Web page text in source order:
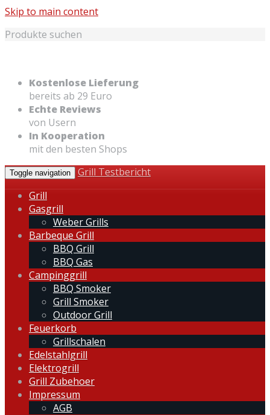
Skip to main content
Produkte suchen
Kostenlose Lieferung
bereits ab 29 Euro
Echte Reviews
von Usern
In Kooperation
mit den besten Shops
Toggle navigation
Grill Testbericht
Grill
Gasgrill
Weber Grills
Barbeque Grill
BBQ Grill
BBQ Gas
Campinggrill
BBQ Smoker
Grill Smoker
Outdoor Grill
Feuerkorb
Grillschalen
Edelstahlgrill
Elektrogrill
Grill Zubehoer
Impressum
AGB